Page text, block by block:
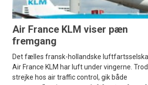
Air France KLM viser pæn
fremgang
Det fælles fransk-hollandske
Air France KLM har luft under vingerne.
strejke hos air traffic control, gik både